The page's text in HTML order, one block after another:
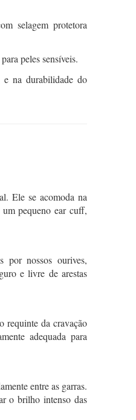
selagem protetora
peles sensíveis.
na durabilidade do
Ele se acomoda na
pequeno ear cuff,
por nossos ourives,
e livre de arestas
requinte da cravação
adequada para
entre as garras.
o brilho intenso das